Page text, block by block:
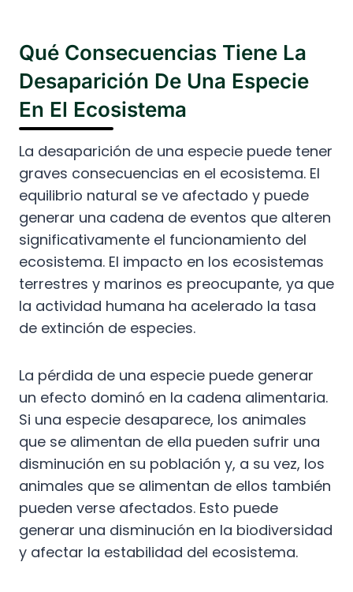
Qué Consecuencias Tiene La
Desaparición De Una Especie
En El Ecosistema
La desaparición de una especie puede tener
graves consecuencias en el ecosistema. El
equilibrio natural se ve afectado y puede
generar una cadena de eventos que alteren
significativamente el funcionamiento del
ecosistema. El impacto en los ecosistemas
terrestres y marinos es preocupante, ya que
la actividad humana ha acelerado la tasa
de extinción de especies.
La pérdida de una especie puede generar
un efecto dominó en la cadena alimentaria.
Si una especie desaparece, los animales
que se alimentan de ella pueden sufrir una
disminución en su población y, a su vez, los
animales que se alimentan de ellos también
pueden verse afectados. Esto puede
generar una disminución en la biodiversidad
y afectar la estabilidad del ecosistema.